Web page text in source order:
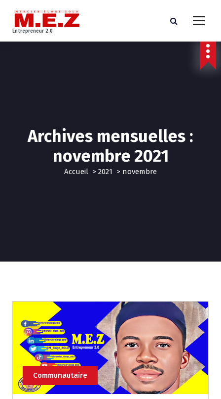
Entrepreneur 2.0
Archives mensuelles :
novembre 2021
Accueil > 2021 > novembre
Communautaire